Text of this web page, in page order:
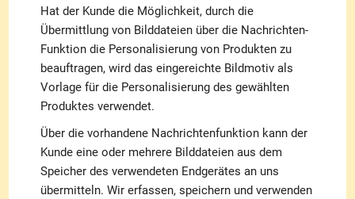
Hat der Kunde die Möglichkeit, durch die
Übermittlung von Bilddateien über die Nachrichten-
Funktion die Personalisierung von Produkten zu
beauftragen, wird das eingereichte Bildmotiv als
Vorlage für die Personalisierung des gewählten
Produktes verwendet.
Über die vorhandene Nachrichtenfunktion kann der
Kunde eine oder mehrere Bilddateien aus dem
Speicher des verwendeten Endgerätes an uns
übermitteln. Wir erfassen, speichern und verwenden